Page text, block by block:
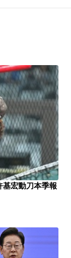
基宏動刀本季報